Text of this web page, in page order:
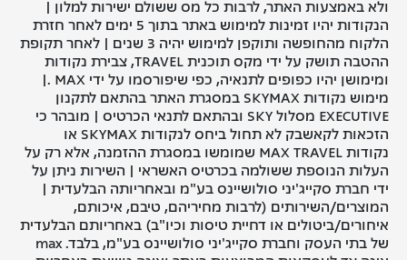
ולא באמצעות האתר, לרבות כל מס ששולם ישירות למלון |
הנקודות יהיו זמינות למימוש באתר בתוך 5 ימים לאחר חזרת
הלקוח מהחופשה ותוקפן למימוש יהיה 3 שנים | לאחר תקופת
ההטבה תושק על ידי מקס תוכנית TRAVEL, צבירת נקודות
ומימושן יהיו כפופים לתנאיה, כפי שיפורסמו על ידי MAX .|
מימוש נקודות SKYMAX
במסגרת האתר בהתאם לתקנון
EXECUTIVE מסלול SKY
ובהתאם לתנאי הכרטיס | מובהר כי
הזכאות לקאשבק לא תחול ביחס לנקודות
SKYMAX או
נקודות MAX TRAVEL
שמומשו במסגרת ההזמנה, אלא רק על
העלות הנוספת ששולמה בכרטיס האשראי | השירות ניתן על
ידי חברת סקייג'יני סולושיינס בע"מ ובאחריותה הבלעדית |
המוצרים/השירותים (לרבות מחיריהם, טיבם, איכותם,
איחורים/ביטולים או דחיית טיסות וכיו"ב) באחריותם הבלעדית
של בתי העסק וחברת סקייג'יני סולושיינס בע"מ, בלבד.max